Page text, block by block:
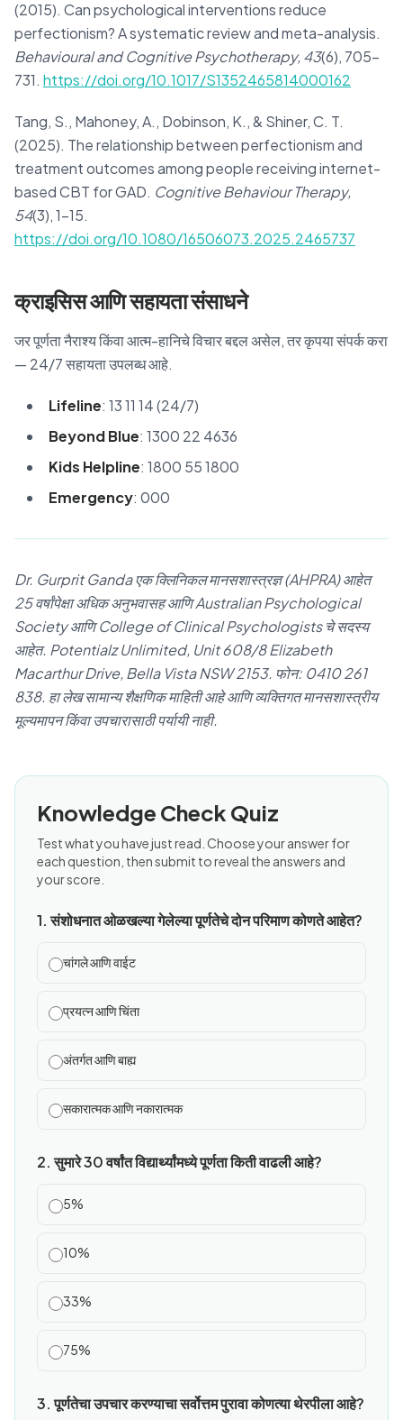
(2015). Can psychological interventions reduce
perfectionism? A systematic review and meta-analysis.
Behavioural and Cognitive Psychotherapy, 43(6), 705–
731. https://doi.org/10.1017/S1352465814000162
Tang, S., Mahoney, A., Dobinson, K., & Shiner, C. T.
(2025). The relationship between perfectionism and
treatment outcomes among people receiving internet-
based CBT for GAD. Cognitive Behaviour Therapy,
54(3), 1–15.
https://doi.org/10.1080/16506073.2025.2465737
क्राइसिस आणि सहायता संसाधने
जर पूर्णता नैराश्य किंवा आत्म-हानिचे विचार बद्दल असेल, तर कृपया संपर्क करा
— 24/7 सहायता उपलब्ध आहे.
Lifeline: 13 11 14 (24/7)
Beyond Blue: 1300 22 4636
Kids Helpline: 1800 55 1800
Emergency: 000
Dr. Gurprit Ganda एक क्लिनिकल मानसशास्त्रज्ञ (AHPRA) आहेत
25 वर्षांपेक्षा अधिक अनुभवासह आणि Australian Psychological
Society आणि College of Clinical Psychologists चे सदस्य
आहेत. Potentialz Unlimited, Unit 608/8 Elizabeth
Macarthur Drive, Bella Vista NSW 2153. फोन: 0410 261
838. हा लेख सामान्य शैक्षणिक माहिती आहे आणि व्यक्तिगत मानसशास्त्रीय
मूल्यमापन किंवा उपचारासाठी पर्यायी नाही.
Knowledge Check Quiz
Test what you have just read. Choose your answer for
each question, then submit to reveal the answers and
your score.
1. संशोधनात ओळखल्या गेलेल्या पूर्णतेचे दोन परिमाण कोणते आहेत?
चांगले आणि वाईट
प्रयत्न आणि चिंता
अंतर्गत आणि बाह्य
सकारात्मक आणि नकारात्मक
2. सुमारे 30 वर्षांत विद्यार्थ्यांमध्ये पूर्णता किती वाढली आहे?
5%
10%
33%
75%
3. पूर्णतेचा उपचार करण्याचा सर्वोत्तम पुरावा कोणत्या थेरपीला आहे?